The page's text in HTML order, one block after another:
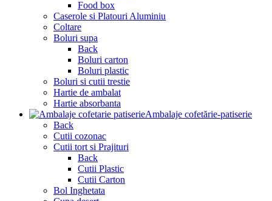
Food box
Caserole si Platouri Aluminiu
Coltare
Boluri supa
Back
Boluri carton
Boluri plastic
Boluri si cutii trestie
Hartie de ambalat
Hartie absorbanta
Ambalaje cofetărie-patiserie
Back
Cutii cozonac
Cutii tort si Prajituri
Back
Cutii Plastic
Cutii Carton
Bol Inghetata